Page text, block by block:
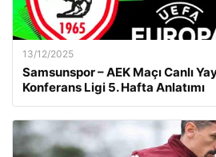
13/12/2025
Samsunspor – AEK Maçı Canlı
Konferans Ligi 5. Hafta Anlatımı